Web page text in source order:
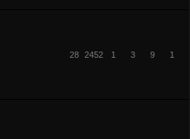
28 2452 1 3 9 1